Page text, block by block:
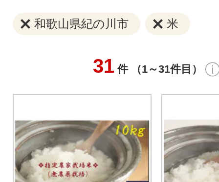
和歌山県紀の川市 米
31 件 （1～31件目）